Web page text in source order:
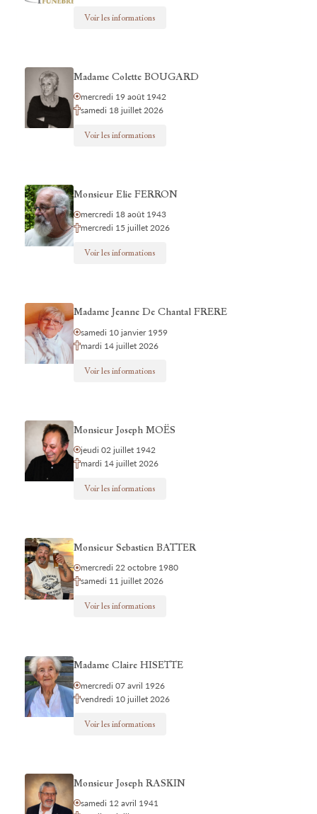
Voir les informations
Madame Colette BOUGARD
mercredi 19 août 1942
samedi 18 juillet 2026
Voir les informations
Monsieur Elie FERRON
mercredi 18 août 1943
mercredi 15 juillet 2026
Voir les informations
Madame Jeanne De Chantal FRERE
samedi 10 janvier 1959
mardi 14 juillet 2026
Voir les informations
Monsieur Joseph MOËS
jeudi 02 juillet 1942
mardi 14 juillet 2026
Voir les informations
Monsieur Sebastien BATTER
mercredi 22 octobre 1980
samedi 11 juillet 2026
Voir les informations
Madame Claire HISETTE
mercredi 07 avril 1926
vendredi 10 juillet 2026
Voir les informations
Monsieur Joseph RASKIN
samedi 12 avril 1941